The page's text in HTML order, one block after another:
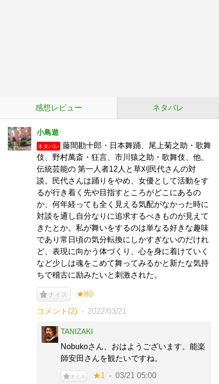
感想レビュー ネタバレ
小鳥遊
ネタバレ
藤間勘十郎・日本舞踊、尾上菊之助・歌舞
伎、野村萬斎・狂言、市川猿之助・歌舞伎、他、
伝統芸能の 第一人者12人と草刈民代さんの対
談。民代さんは踊りをやめ、女優として活動をす
るが行き着く先や目指すところがどこにあるの
か、何年経っても全く見える気配がなかった時に
対談を通し自分なりに追求するべきものが見えて
きたとか。私が舞いをするのは単なる好きな趣味
であり常日頃の気分転換にしかすぎないのだけれ
ど、表現に向かう体づくり、心を身に着けていく
など少しは魂をこめて舞ってみるかと新たな気持
ちで稽古に励みたいと刺激された。
ナイス ★80
コメント(2) 2022/03/21
TANIZAKI
Nobukoさん、おはようございます。能楽
師安田さんを観たいですね。
ナイス ★1 03/21 05:00